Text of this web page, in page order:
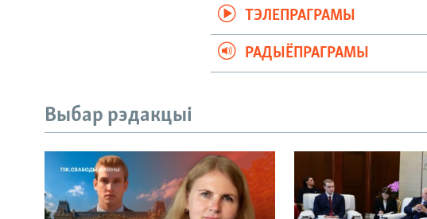
ТЭЛЕПРАГРАМЫ
РАДЫЁПРАГРАМЫ
Выбар рэдакцыі